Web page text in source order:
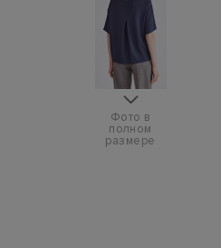
Фото в
полном
размере